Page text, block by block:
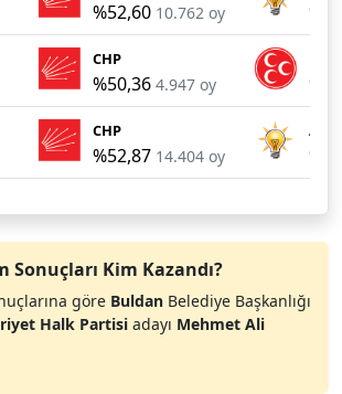
%52,60 10.762 oy
CHP
%50,36 4.947 oy
CHP
%52,87 14.404 oy
AKP
Sonuçları Kim Kazandı?
göre Buldan Belediye Başkanlığı
Halk Partisi adayı Mehmet Ali